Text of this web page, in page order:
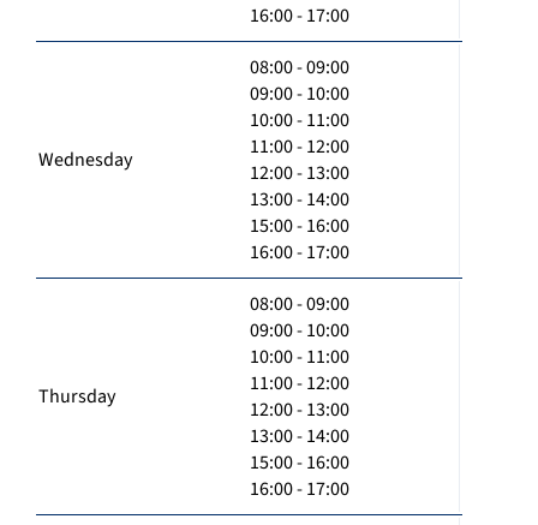
16:00 - 17:00
Wednesday
08:00 - 09:00
09:00 - 10:00
10:00 - 11:00
11:00 - 12:00
12:00 - 13:00
13:00 - 14:00
15:00 - 16:00
16:00 - 17:00
Thursday
08:00 - 09:00
09:00 - 10:00
10:00 - 11:00
11:00 - 12:00
12:00 - 13:00
13:00 - 14:00
15:00 - 16:00
16:00 - 17:00